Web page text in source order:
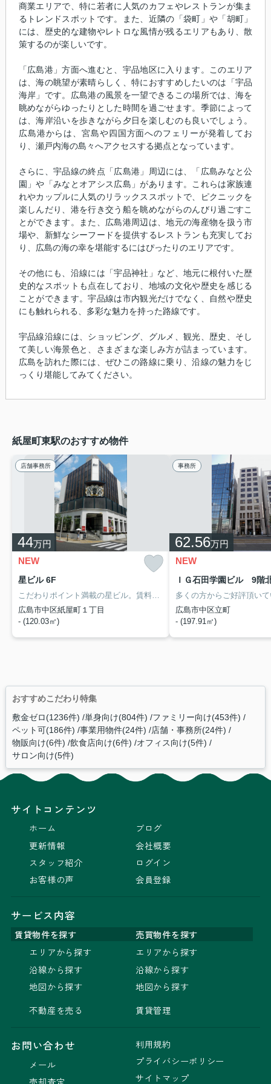
商業エリアで、特に若者に人気のカフェやレストランが集ま
るトレンドスポットです。また、近隣の「袋町」や「胡町」
には、歴史的な建物やレトロな風情が残るエリアもあり、散
策するのが楽しいです。
「広島港」方面へ進むと、宇品地区に入ります。このエリア
は、海の眺望が素晴らしく、特におすすめしたいのは「宇品
海岸」です。広島港の風景を一望できるこの場所では、海を
眺めながらゆったりとした時間を過ごせます。季節によって
は、海岸沿いを歩きながら夕日を楽しむのも良いでしょう。
広島港からは、宮島や四国方面へのフェリーが発着してお
り、瀬戸内海の島々へアクセスする拠点となっています。
さらに、宇品線の終点「広島港」周辺には、「広島みなと公
園」や「みなとオアシス広島」があります。これらは家族連
れやカップルに人気のリラックススポットで、ピクニックを
楽しんだり、港を行き交う船を眺めながらのんびり過ごすこ
とができます。また、広島港周辺は、地元の海産物を扱う市
場や、新鮮なシーフードを提供するレストランも充実してお
り、広島の海の幸を堪能するにはぴったりのエリアです。
その他にも、沿線には「宇品神社」など、地元に根付いた歴
史的なスポットも点在しており、地域の文化や歴史を感じる
ことができます。宇品線は市内観光だけでなく、自然や歴史
にも触れられる、多彩な魅力を持った路線です。
宇品線沿線には、ショッピング、グルメ、観光、歴史、そし
て美しい海景色と、さまざまな楽しみ方が詰まっています。
広島を訪れた際には、ぜひこの路線に乗り、沿線の魅力をじ
っくり堪能してみてください。
紙屋町東駅のおすすめ物件
店舗事務所
44万円
NEW
星ビル 6F
こだわりポイント満載の星ビル。賃料は39.93万円です。周辺には、徒歩3分で利用できる駅があります。ご利用できる駅は3駅以上あり、アクセスの良い立地です。軽飲食可能なので、是非ご相談ください。重飲食不可の為、ご注意ください。初期費用として礼金1ヵ月分がかかります。
広島市中区紙屋町１丁目
- (120.03㎡)
事務所
62.56万円
NEW
ＩＧ石田学園ビル 9階
広島市中区立町
- (197.91㎡)
おすすめこだわり特集
敷金ゼロ(1236件) 単身向け(804件) ファミリー向け(453件)
ペット可(186件) 事業用物件(24件) 店舗・事務所(24件)
物販向け(6件) 飲食店向け(6件) オフィス向け(5件)
サロン向け(5件)
サイトコンテンツ
ホーム
更新情報
スタッフ紹介
お客様の声
ブログ
会社概要
ログイン
会員登録
サービス内容
賃貸物件を探す
売買物件を探す
エリアから探す
沿線から探す
地図から探す
不動産を売る
エリアから探す
沿線から探す
地図から探す
賃貸管理
お問い合わせ
メール
売却査定
利用規約
プライバシーポリシー
サイトマップ